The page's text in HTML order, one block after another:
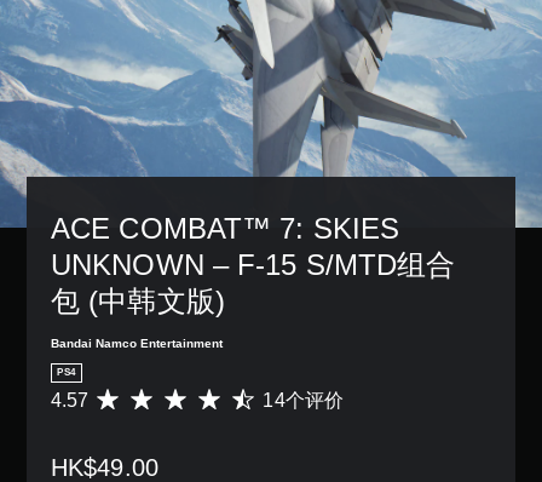
ACE COMBAT™ 7: SKIES
UNKNOWN – F-15 S/MTD组合
包 (中韩文版)
Bandai Namco Entertainment
PS4
平
价
4.57 14个评价
HK$49.00